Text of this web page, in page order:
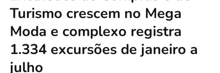
Turismo crescem no Mega
Moda e complexo registra
1.334 excursões de janeiro a
julho